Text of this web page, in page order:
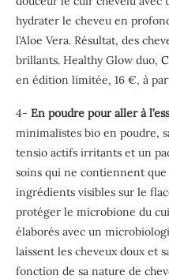
hydrater le cheveu en
l’Aloe Vera. Résultat, des
brillants. Healthy Glow duo,
en édition limitée, 16 €, à
4- En poudre pour aller à
minimalistes bio en poudre,
tensio actifs irritants et un
soins qui ne contiennent que
ingrédients visibles sur le
protéger le microbione du
élaborés avec un
laissent les cheveux doux et
fonction de sa nature de